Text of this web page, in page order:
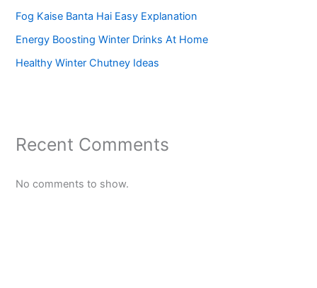
Fog Kaise Banta Hai Easy Explanation
Energy Boosting Winter Drinks At Home
Healthy Winter Chutney Ideas
Recent Comments
No comments to show.